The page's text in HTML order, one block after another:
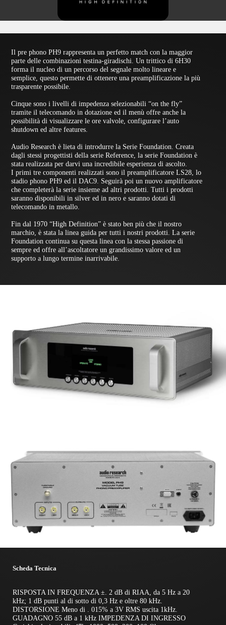
Il pre phono PH9 rappresenta un perfetto match con la maggior
parte delle combinazioni testina-giradischi. Un trittico di 6H30
forma il nucleo di un percorso del segnale molto lineare e
semplice, questo permette di ottenere una preamplificazione la più
trasparente possibile.
Cinque sono i livelli di impedenza selezionabili “on the fly”
tramite il telecomando in dotazione ed il menù offre anche la
possibilità di visualizzare le ore valvole, configurare l’auto
shutdown ed altre features.
Audio Research è lieta di introdurre la Serie Foundation. Creata
dagli stessi progettisti della serie Reference, la serie Foundation è
stata realizzata per darvi una incredibile esperienza di ascolto.
I primi tre componenti realizzati sono il preamplificatore LS28, lo
stadio phono PH9 ed il DAC9. Seguirà poi un nuovo amplificatore
che completerà la serie insieme ad altri prodotti. Tutti i prodotti
saranno disponibili in silver ed in nero e saranno dotati di
telecomando in metallo.
Fin dal 1970 “High Definition” è stato ben più che il nostro
marchio, è stata la linea guida per tutti i nostri prodotti. La serie
Foundation continua su questa linea con la stessa passione di
sempre ed offre all’ascoltatore un grandissimo valore ed un
supporto a lungo termine inarrivabile.
Scheda Tecnica
RISPOSTA IN FREQUENZA ±. 2 dB di RIAA, da 5 Hz a 20
kHz; 1 dB punti al di sotto di 0,3 Hz e oltre 80 kHz.
DISTORSIONE Meno di . 015% a 3V RMS uscita 1kHz.
GUADAGNO 55 dB a 1 kHz IMPEDENZA DI INGRESSO